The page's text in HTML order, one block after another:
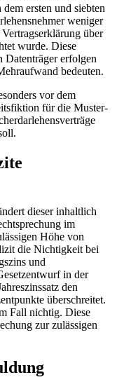
ersten und siebten
weniger
über
wurde. Diese
Datenträger erfolgen
bedeuten.
vor dem
für die Muster-
dieser inhaltlich
im
Höhe von
die Nichtigkeit bei
und
in der
den
überschreitet.
Fall nichtig. Diese
zur zulässigen